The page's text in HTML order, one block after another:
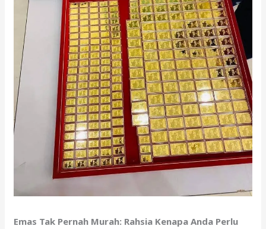
Emas Tak Pernah Murah: Rahsia Kenapa Anda Perlu